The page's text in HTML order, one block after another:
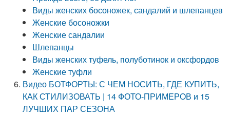
Виды женских босоножек, сандалий и шлепанцев
Женские босоножки
Женские сандалии
Шлепанцы
Виды женских туфель, полуботинок и оксфордов
Женские туфли
Видео БОТФОРТЫ: С ЧЕМ НОСИТЬ, ГДЕ КУПИТЬ,
КАК СТИЛИЗОВАТЬ | 14 ФОТО-ПРИМЕРОВ и 15
ЛУЧШИХ ПАР СЕЗОНА